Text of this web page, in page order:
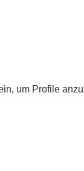
um Profile